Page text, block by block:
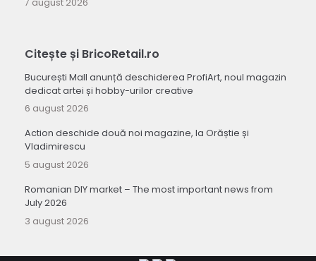
7 august 2026
Citește și BricoRetail.ro
București Mall anunță deschiderea ProfiArt, noul magazin
dedicat artei și hobby-urilor creative
6 august 2026
Action deschide două noi magazine, la Orăștie și
Vladimirescu
5 august 2026
Romanian DIY market – The most important news from
July 2026
3 august 2026